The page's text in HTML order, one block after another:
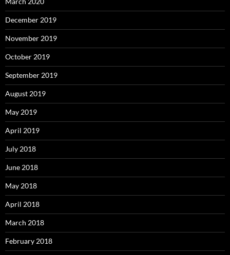
December 2019
November 2019
October 2019
September 2019
August 2019
May 2019
April 2019
July 2018
June 2018
May 2018
April 2018
March 2018
February 2018